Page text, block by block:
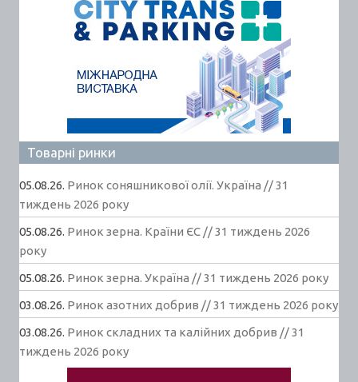
Товарні ринки
05.08.26. Ринок соняшникової олії. Україна // 31
тиждень 2026 року
05.08.26. Ринок зерна. Країни ЄС // 31 тиждень 2026
року
05.08.26. Ринок зерна. Україна // 31 тиждень 2026 року
03.08.26. Ринок азотних добрив // 31 тиждень 2026 року
03.08.26. Ринок складних та калійних добрив // 31
тиждень 2026 року